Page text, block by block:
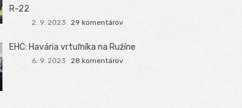
R-22
2. 9. 2023 29 komentárov
EHC: Havária vrtuľníka na Ružíne
6. 9. 2023 28 komentárov